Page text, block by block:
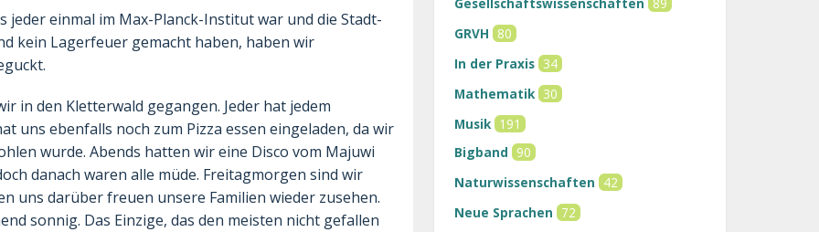
jeder einmal im Max-Planck-Institut war und die Stadt-
kein Lagerfeuer gemacht haben, haben wir
in den Kletterwald gegangen. Jeder hat jedem
uns ebenfalls noch zum Pizza essen eingeladen, da wir
wurde. Abends hatten wir eine Disco vom Majuwi
danach waren alle müde. Freitagmorgen sind wir
uns darüber freuen unsere Familien wieder zusehen.
sonnig. Das Einzige, das den meisten nicht gefallen
GRVH 80
In der Praxis 34
Mathematik 30
Musik 191
Bigband 90
Naturwissenschaften 42
Neue Sprachen 72